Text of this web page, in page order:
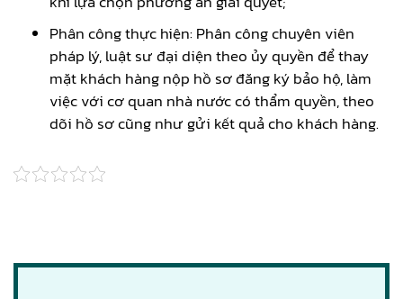
Phân công thực hiện: Phân công chuyên viên
pháp lý, luật sư đại diện theo ủy quyền để thay
mặt khách hàng nộp hồ sơ đăng ký bảo hộ, làm
việc với cơ quan nhà nước có thẩm quyền, theo
dõi hồ sơ cũng như gửi kết quả cho khách hàng.